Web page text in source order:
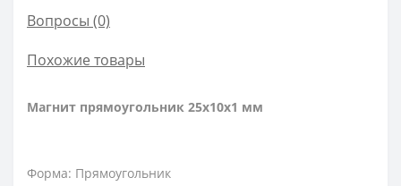
Вопросы (0)
Похожие товары
Магнит прямоугольник 25х10х1 мм
Форма: Прямоугольник